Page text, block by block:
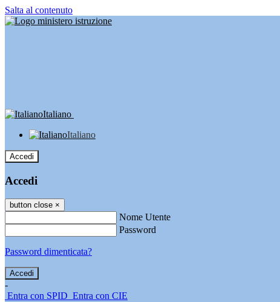
Salta al contenuto
Italiano
Italiano
Accedi
Accedi
button close ×
Nome Utente
Password
Password dimenticata?
-
Entra con SPID Entra con CIE